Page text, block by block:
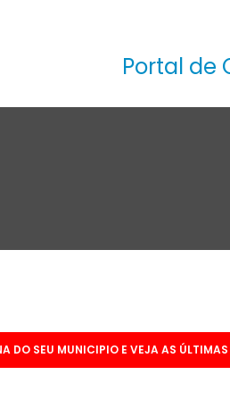
Portal de
DO SEU MUNICIPIO E VEJA AS